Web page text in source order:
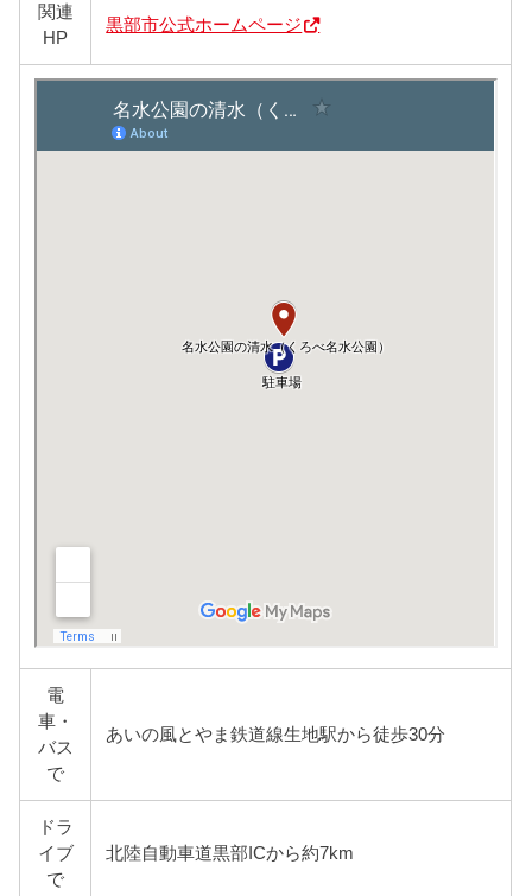
関連
HP
黒部市公式ホームページ
電
車・
バス
で
あいの風とやま鉄道線生地駅から徒歩30分
ドラ
イブ
で
北陸自動車道黒部ICから約7km